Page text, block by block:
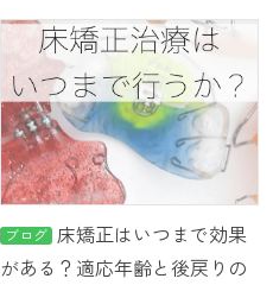
ブログ 床矯正はいつまで効果
がある？適応年齢と後戻りの